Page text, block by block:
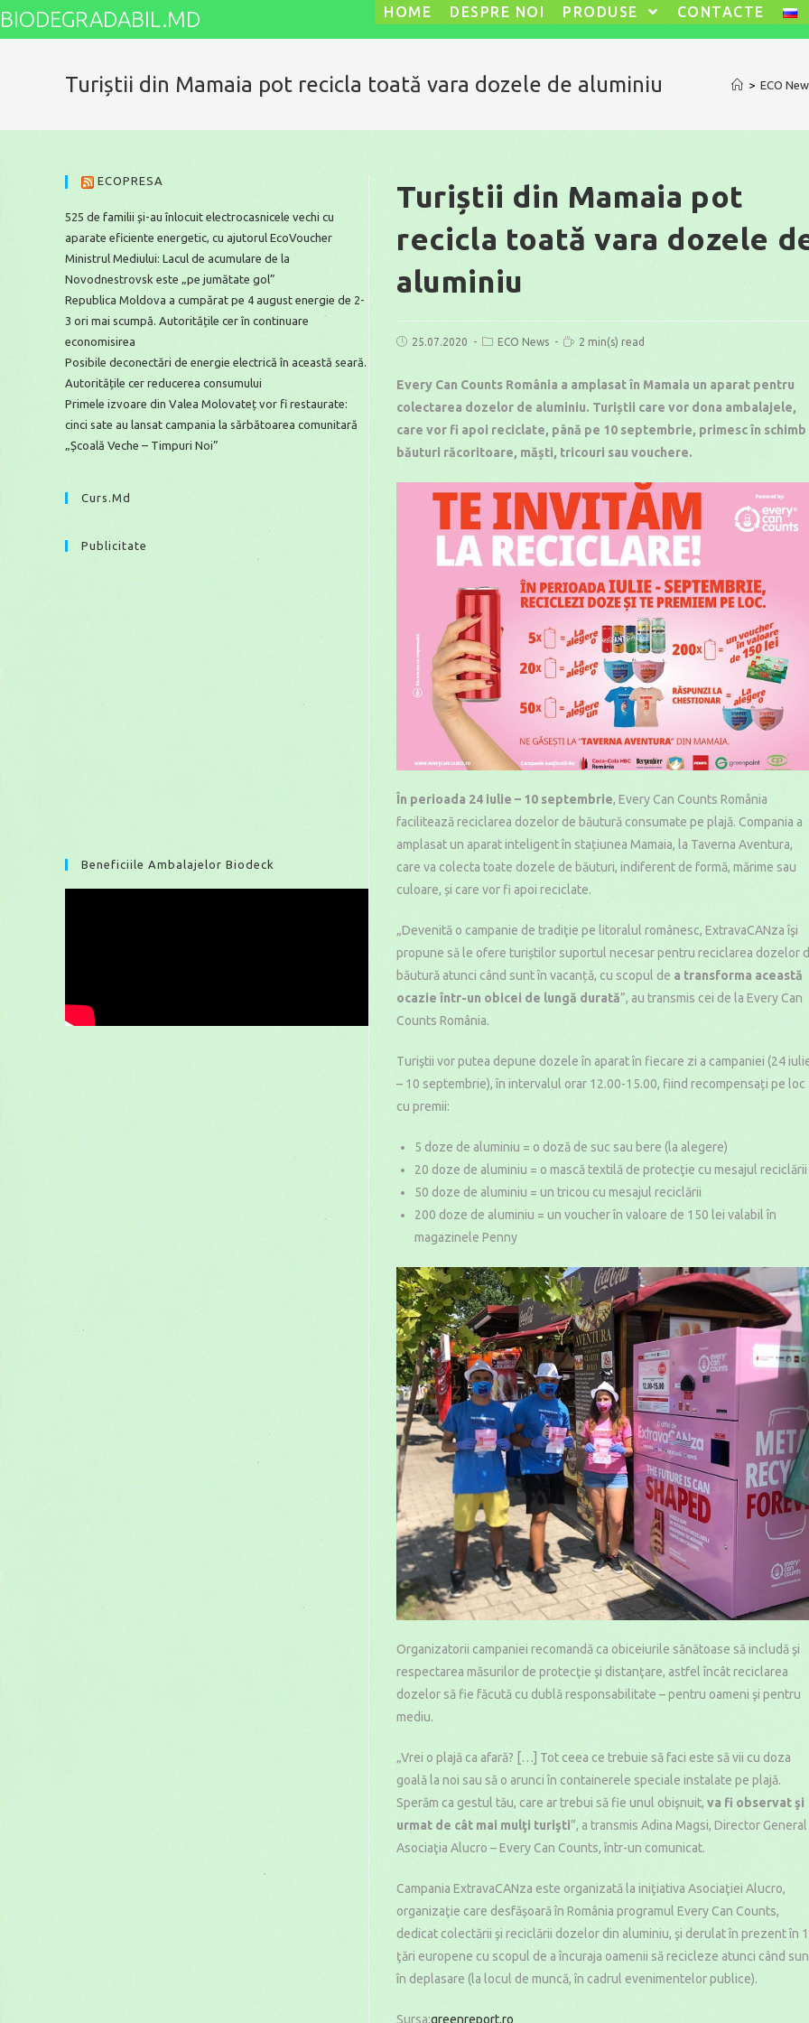
Skip
BIODEGRADABIL.MD HOME DESPRE NOI PRODUSE CONTACTE
Turiștii din Mamaia pot recicla toată vara dozele de aluminiu > ECO
Turiștii din Mamaia pot
recicla toată vara dozele
aluminiu
Post25.07.2020
PostECO News
Reading
2 min(s) read
Every Can Counts România a amplasat în Mamaia un aparat pentru
colectarea dozelor de aluminiu. Turiștii care vor dona ambalajele,
care vor fi apoi reciclate, până pe 10 septembrie, primesc în schimb
băuturi răcoritoare, măști, tricouri sau vouchere.
În perioada 24 iulie – 10 septembrie, Every Can Counts România
facilitează reciclarea dozelor de băutură consumate pe plajă. Compania a
amplasat un aparat inteligent în stațiunea Mamaia, la Taverna Aventura,
care va colecta toate dozele de băuturi, indiferent de formă, mărime sau
culoare, și care vor fi apoi reciclate.
„Devenită o campanie de tradiţie pe litoralul românesc, ExtravaCANza îşi
propune să le ofere turiștilor suportul necesar pentru reciclarea dozelor
băutură atunci când sunt în vacanță, cu scopul de a transforma această
ocazie într-un obicei de lungă durată”, au transmis cei de la Every Can
Counts România.
Turiştii vor putea depune dozele în aparat în fiecare zi a campaniei (24
– 10 septembrie), în intervalul orar 12.00-15.00, fiind recompensați pe loc
cu premii:
5 doze de aluminiu = o doză de suc sau bere (la alegere)
20 doze de aluminiu = o mască textilă de protecţie cu mesajul reciclării
50 doze de aluminiu = un tricou cu mesajul reciclării
200 doze de aluminiu = un voucher în valoare de 150 lei valabil în
magazinele Penny
Organizatorii campaniei recomandă ca obiceiurile sănătoase să includă şi
respectarea măsurilor de protecţie şi distanţare, astfel încât reciclarea
dozelor să fie făcută cu dublă responsabilitate – pentru oameni şi pentru
mediu.
„Vrei o plajă ca afară? […] Tot ceea ce trebuie să faci este să vii cu doza
goală la noi sau să o arunci în containerele speciale instalate pe plajă.
Sperăm ca gestul tău, care ar trebui să fie unul obişnuit, va fi observat şi
urmat de cât mai mulţi turişti”, a transmis Adina Magsi, Director General
Asociaţia Alucro – Every Can Counts, într-un comunicat.
Campania ExtravaCANza este organizată la iniţiativa Asociaţiei Alucro,
organizaţie care desfăşoară în România programul Every Can Counts,
dedicat colectării şi reciclării dozelor din aluminiu, şi derulat în prezent în
ţări europene cu scopul de a încuraja oamenii să recicleze atunci când
în deplasare (la locul de muncă, în cadrul evenimentelor publice).
Sursa:greenreport.ro
ECOPRESA
525 de familii și-au înlocuit electrocasnicele vechi cu
aparate eficiente energetic, cu ajutorul EcoVoucher
Ministrul Mediului: Lacul de acumulare de la
Novodnestrovsk este „pe jumătate gol”
Republica Moldova a cumpărat pe 4 august energie de 2-
3 ori mai scumpă. Autoritățile cer în continuare
economisirea
Posibile deconectări de energie electrică în această seară.
Autoritățile cer reducerea consumului
Primele izvoare din Valea Molovateț vor fi restaurate:
cinci sate au lansat campania la sărbătoarea comunitară
„Școală Veche – Timpuri Noi”
Curs.md
Publicitate
Beneficiile Ambalajelor Biodeck